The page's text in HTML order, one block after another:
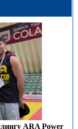
ARA Power